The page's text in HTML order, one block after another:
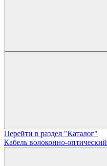
Перейти в раздел "Каталог"
Кабель волоконно-оптический